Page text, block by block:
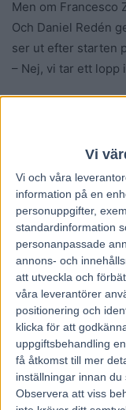
Vi
Vi och våra
information på en
personuppgifter,
standardinformation
personanpassade
annons- och
att utveckla och
våra leverantörer
positionering och
klicka för att
uppgiftsbehandling
få åtkomst till mer
inställningar innan du
Observera att viss
Men om Francesco
Och Daniel Redén
ser ut efter starten
– Nej, vi tar ett lopp
Föregående artikel
Inför V75 ÖREBRO:
Jakobssons
fälla allt